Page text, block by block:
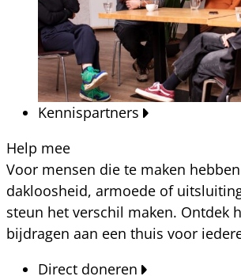
Kennispartners
Help mee
Voor mensen die te maken
dakloosheid, armoede of
steun het verschil maken. Ontdek
bijdragen aan een thuis voor
Direct doneren